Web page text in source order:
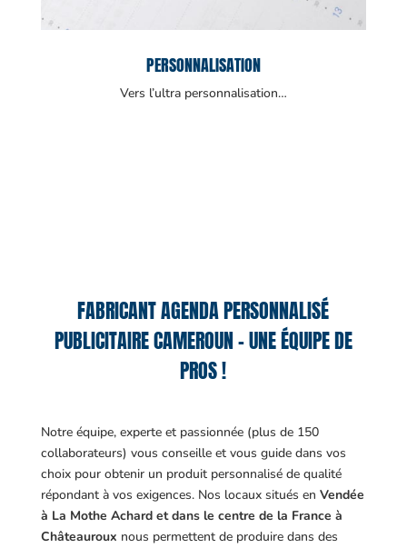
PERSONNALISATION
Vers l’ultra personnalisation…
FABRICANT AGENDA PERSONNALISÉ
PUBLICITAIRE CAMEROUN – UNE ÉQUIPE DE
PROS !
Notre équipe, experte et passionnée (plus de 150
collaborateurs) vous conseille et vous guide dans vos
choix pour obtenir un produit personnalisé de qualité
répondant à vos exigences. Nos locaux situés en Vendée
à La Mothe Achard et dans le centre de la France à
Châteauroux nous permettent de produire dans des